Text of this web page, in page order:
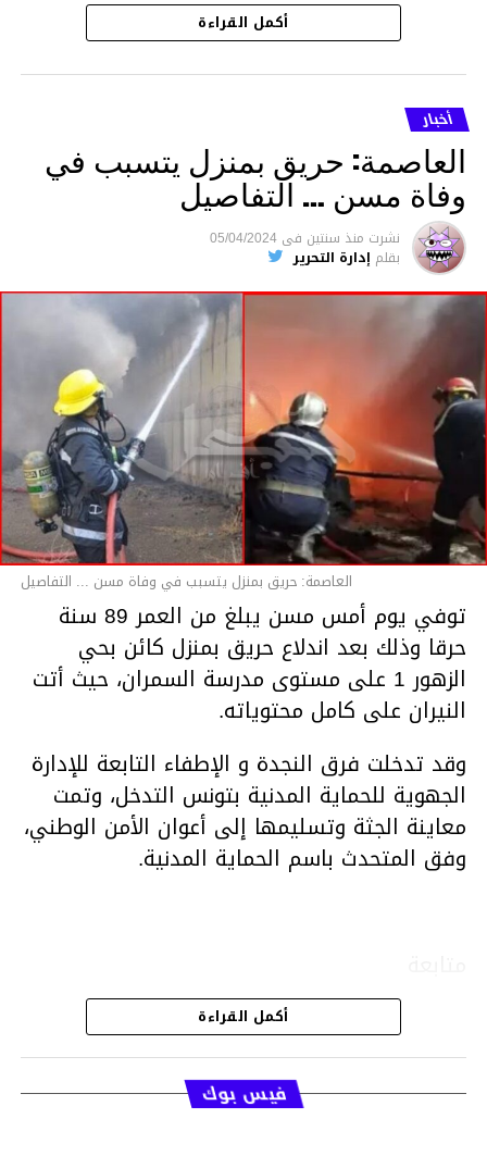
هذا وقد تمكن أعوان مركز الأمن الوطني بحي
هلال في توقيت قياسي من محاصرة المشتبه به
والقبض عليه وإحالته على التحقيق في خصوص
ما نُسبه إليه.
متابعة
قسم الاخبار
أكمل القراءة
أخبار
العاصمة: حريق بمنزل يتسبب في
وفاة مسن … التفاصيل
نشرت منذ سنتين فى 05/04/2024
بقلم إدارة التحرير
العاصمة: حريق بمنزل يتسبب في وفاة مسن ... التفاصيل
توفي يوم أمس مسن يبلغ من العمر 89 سنة
حرقا وذلك بعد اندلاع حريق بمنزل كائن بحي
الزهور 1 على مستوى مدرسة السمران، حيث أتت
النيران على كامل محتوياته.
وقد تدخلت فرق النجدة و الإطفاء التابعة للإدارة
الجهوية للحماية المدنية بتونس التدخل، وتمت
معاينة الجثة وتسليمها إلى أعوان الأمن الوطني،
وفق المتحدث باسم الحماية المدنية.
قسم الاخبار
أكمل القراءة
فيس بوك